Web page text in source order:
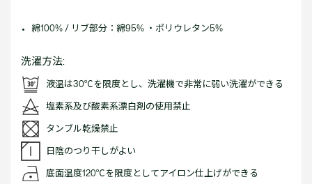
綿100% / リブ部分：綿95% ・ポリウレタン5%
洗濯方法:
液温は30℃を限度とし、洗濯機で非常に弱い洗濯ができる
塩素系及び酸素系漂白剤の使用禁止
タンブル乾燥禁止
日陰のつり干しがよい
底面温度120℃を限度としてアイロン仕上げができる